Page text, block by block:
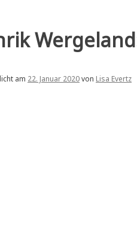
am 22. Januar 2020von Lisa Evertz